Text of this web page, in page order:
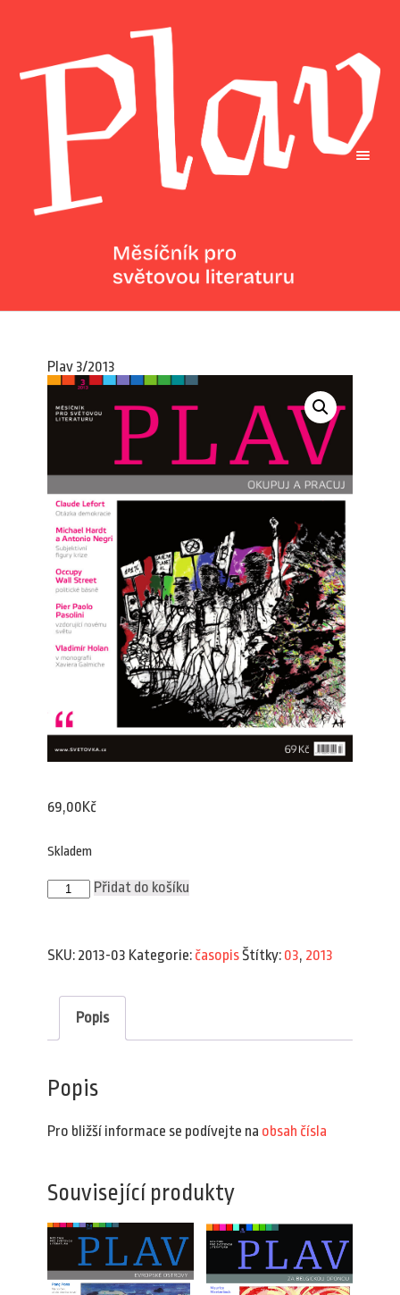
Plav 3/2013
69,00Kč
Skladem
Plav
3/2013
Přidat do košíku
SKU: 2013-03 Kategorie: časopisŠtítky: 03, 2013
Popis
Popis
Pro bližší informace se podívejte na obsah čísla
Související produkty